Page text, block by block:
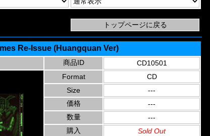
Re-Issue (Huangquan Ver)
商品ID
CD10501
Format
CD
Size
---
価格
---
数量
---
購入
Sold Out